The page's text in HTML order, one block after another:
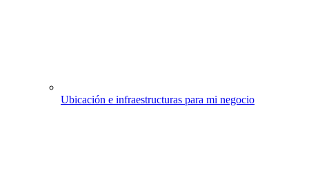
Ubicación e infraestructuras para mi negocio